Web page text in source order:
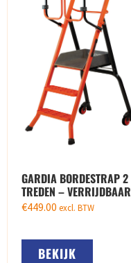
GARDIA BORDESTRAP 2
TREDEN – VERRIJDBAAR
€449.00 excl. BTW
BEKIJK